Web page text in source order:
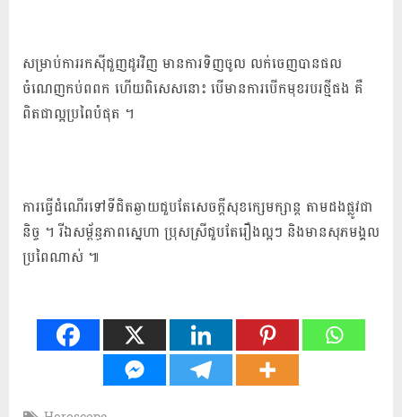
សម្រាប់​ការ​រកស៊ី​ជួញដូរ​វិញ មានការ​ទិញ​ចូល លក់​ចេញ​បាន​ផល​
ចំណេញ​កប់​ពពក ហើយ​ពិសេស​នោះ បើ​មានការ​បើកមុខ​របរ​ថ្មី​ផង គឺ​
ពិតជា​ល្អ​ប្រពៃ​បំផុត ។
ការ​ធ្វើ​ដំណើរ​ទៅ​ទី​ជិត​ឆ្ងាយ​ជួប​តែ​សេចក្តីសុខ​ក្សេមក្សាន្ត តាម​ដងផ្លូវ​ជា​
និច្ច ។ រីឯ​សម្ព័ន្ធភាព​ស្នេហា ប្រុស​ស្រី​ជួប​តែ​រឿង​ល្អ​ៗ និង​មាន​សុភមង្គល​
ប្រពៃ​ណាស់ ៕